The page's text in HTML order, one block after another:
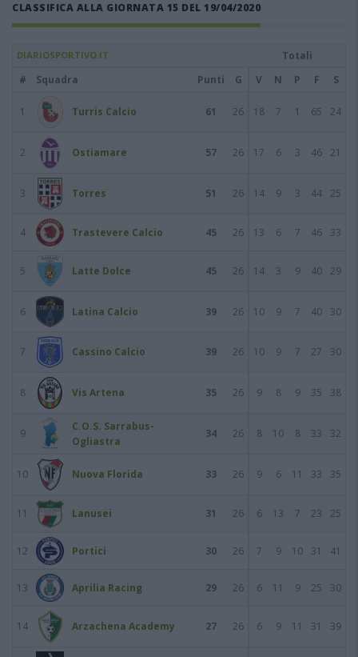
CLASSIFICA ALLA GIORNATA 15 DEL 19/04/2020
DIARIOSPORTIVO.IT
Totali
#
Squadra Punti G V N P F S
1 Turris Calcio 61 26 18 7 1 65 24
2 Ostiamare 57 26 17 6 3 46 21
3 Torres 51 26 14 9 3 44 25
4 Trastevere Calcio 45 26 13 6 7 46 33
5 Latte Dolce 45 26 14 3 9 40 29
6 Latina Calcio 39 26 10 9 7 40 30
7 Cassino Calcio 39 26 10 9 7 27 30
8 Vis Artena 35 26 9 8 9 35 38
9
C.O.S. Sarrabus-
Ogliastra
34 26 8 10 8 33 32
10 Nuova Florida 33 26 9 6 11 33 35
11 Lanusei 31 26 6 13 7 23 25
12 Portici 30 26 7 9 10 31 41
13 Aprilia Racing 29 26 6 11 9 25 30
14 Arzachena Academy 27 26 6 9 11 31 39